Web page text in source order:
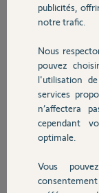
Domotique
Chauffage
Autres
Devis avec
Bonjour Anthony,
Si vous utilisez la
utilisateur,
localisation à tout
de votre
Bonne journée !
publicités,
notre trafic.
Nous
pouvez
l'utilisation
services
n’affectera
cependant
optimale.
Vous